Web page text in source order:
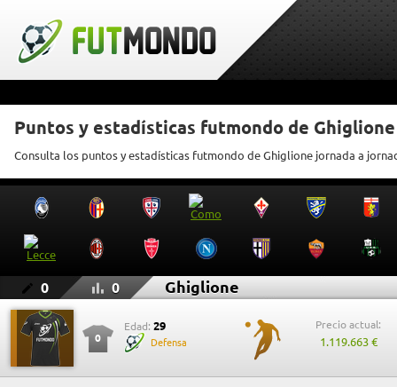
Puntos y estadísticas futmondo de Ghiglione
Consulta los puntos y estadísticas futmondo de Ghiglione jornada a
0 0 Ghiglione
0
Edad: 29
Defensa
Precio actual:
1.119.663 €